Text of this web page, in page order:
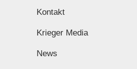
Kontakt
Krieger Media
News